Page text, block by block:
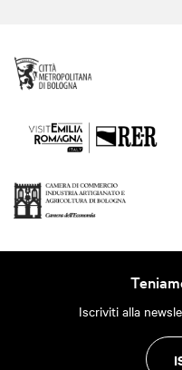
Iscriviti alla